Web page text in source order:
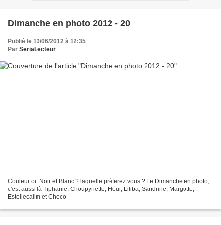
Dimanche en photo 2012 - 20
Publié le 10/06/2012 à 12:35
Par SeriaLecteur
Couleur ou Noir et Blanc ? laquelle préferez vous ? Le Dimanche en photo,
c'est aussi là Tiphanie, Choupynette, Fleur, Liliba, Sandrine, Margotte,
Estellecalim et Choco